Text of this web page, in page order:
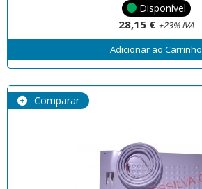
Disponível
28,15 € +23% IVA
Adicionar ao Carrinho
Comparar